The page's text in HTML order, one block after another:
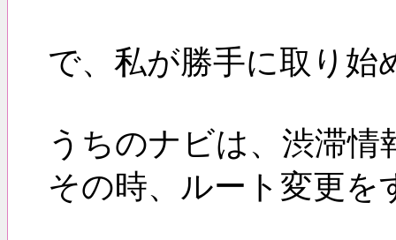
で、私が勝手に取り
うちのナビは、渋滞
その時、ルート変更